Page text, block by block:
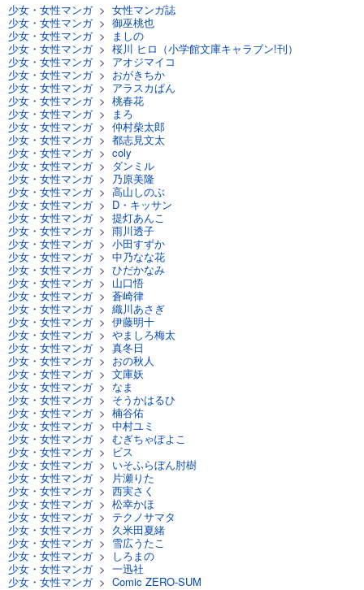
あらすじを表示する
509 円 (税込)
あらすじを表示する
509 円 (税込)
あらすじを表示する
509円 (税込)
あらすじを表示する
509円 (税込)
あらすじを表示する
509円 (税込)
少女・女性マンガ> 女性マンガ誌
少女・女性マンガ> 御巫桃也
少女・女性マンガ>
ましの
少女・女性マンガ> 桜川 ヒロ（小学館文庫キャラブン!刊）
少女・女性マンガ> アオジマイコ
少女・女性マンガ> おがきちか
少女・女性マンガ> アラスカぱん
少女・女性マンガ> 桃春花
少女・女性マンガ>
まろ
少女・女性マンガ> 仲村柴太郎
少女・女性マンガ> 都志見文太
少女・女性マンガ> coly
少女・女性マンガ> ダンミル
少女・女性マンガ>
乃原美隆
少女・女性マンガ> 高山しのぶ
少女・女性マンガ> D・キッサン
少女・女性マンガ> 提灯あんこ
少女・女性マンガ> 雨川透子
少女・女性マンガ> 小田すずか
少女・女性マンガ> 中乃なな花
少女・女性マンガ> ひだかなみ
少女・女性マンガ> 山口悟
少女・女性マンガ> 蒼崎律
少女・女性マンガ> 織川あさぎ
少女・女性マンガ> 伊藤明十
少女・女性マンガ> やましろ梅太
少女・女性マンガ> 真冬日
少女・女性マンガ> おの秋人
少女・女性マンガ> 文庫妖
少女・女性マンガ> なま
少女・女性マンガ> そうかはるひ
少女・女性マンガ> 楠谷佑
少女・女性マンガ> 中村ユミ
少女・女性マンガ> むぎちゃぽよこ
少女・女性マンガ>
ビス
少女・女性マンガ> いそふらぼん肘樹
少女・女性マンガ>
片瀬りた
少女・女性マンガ> 西実さく
少女・女性マンガ> 松幸かほ
少女・女性マンガ> テクノサマタ
少女・女性マンガ> 久米田夏緒
少女・女性マンガ> 雪広うたこ
少女・女性マンガ>
しろまの
少女・女性マンガ> 一迅社
少女・女性マンガ> Comic ZERO-SUM